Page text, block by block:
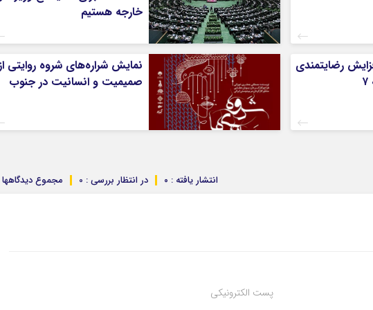
خارجه هستیم
رضایتمندی
نمایش شراره‌های شروه روایتی
صمیمیت و انسانیت در جنوب
مجموع دیدگاهها در انتظار بررسی : 0 انتشار یافته : ۰
پست الکترونیکی